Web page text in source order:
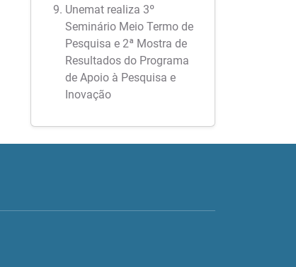
Unemat realiza 3º
Seminário Meio Termo de
Pesquisa e 2ª Mostra de
Resultados do Programa
de Apoio à Pesquisa e
Inovação